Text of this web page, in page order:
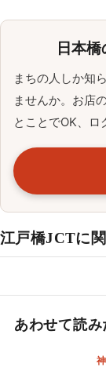
日本
まちの人しか知
ませんか。お店
とことでOK、ロ
江戸橋JCTに
あわせて読み